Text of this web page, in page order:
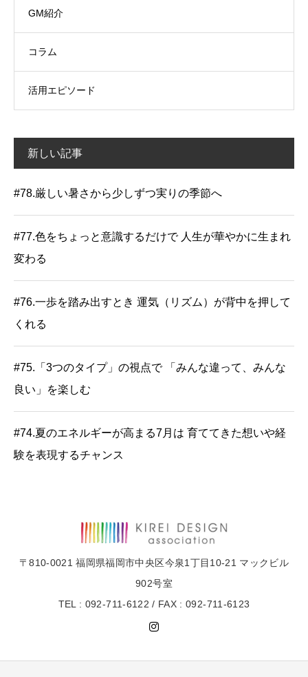
GM紹介
コラム
活用エピソード
新しい記事
#78.厳しい暑さから少しずつ実りの季節へ
#77.色をちょっと意識するだけで 人生が華やかに生まれ
変わる
#76.一歩を踏み出すとき 運気（リズム）が背中を押して
くれる
#75.「3つのタイプ」の視点で 「みんな違って、みんな
良い」を楽しむ
#74.夏のエネルギーが高まる7月は 育ててきた想いや経
験を表現するチャンス
〒810-0021 福岡県福岡市中央区今泉1丁目10-21 マックビル
902号室
TEL : 092-711-6122 / FAX : 092-711-6123